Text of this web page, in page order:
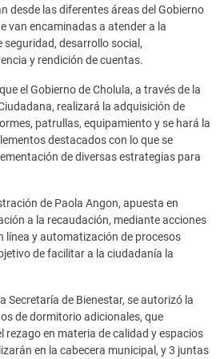
desde las diferentes áreas del Gobierno
van encaminadas a atender a la
desarrollo social,
y rendición de cuentas.
el Gobierno de Cholula, a través de la
realizará la adquisición de
patrullas, equipamiento y se hará la
destacados con lo que se
de diversas estrategias para
de Paola Angon, apuesta en
a la recaudación, mediante acciones
línea y automatización de procesos
de facilitar a la ciudadanía la
Secretaría de Bienestar, se autorizó la
de dormitorio adicionales, que
rezago en materia de calidad y espacios
en la cabecera municipal, y 3 juntas